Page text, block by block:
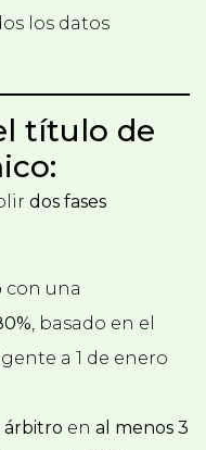
los datos
título de
dos fases
con una
, basado en el
a 1 de enero
árbitro en al menos 3